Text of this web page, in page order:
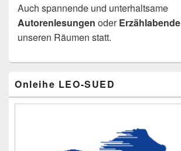
Auch spannende und unterhaltsame
Autorenlesungen oderErzählabende
unseren Räumen statt.
Seitenleisten-
Widgetbereich
Onleihe LEO-SUED